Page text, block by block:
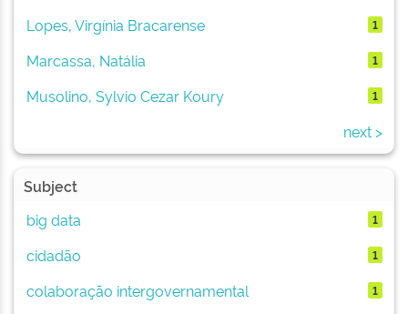
Lopes, Virgínia Bracarense 1
Marcassa, Natália 1
Musolino, Sylvio Cezar Koury 1
next >
Subject
big data
1
cidadão 1
colaboração intergovernamental 1